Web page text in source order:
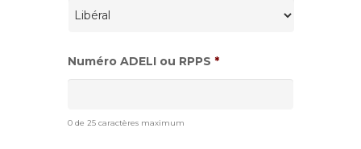
Numéro ADELI ou RPPS *
0 de 25 caractères maximum